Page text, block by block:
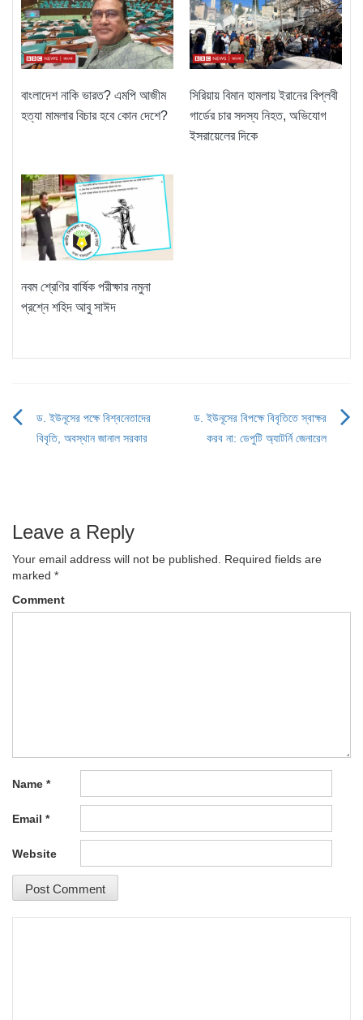
বাংলাদেশ নাকি ভারত? এমপি আজীম
হত্যা মামলার বিচার হবে কোন দেশে?
সিরিয়ায় বিমান হামলায় ইরানের বিপ্লবী
গার্ডের চার সদস্য নিহত, অভিযোগ
ইসরায়েলের দিকে
নবম শ্রেণির বার্ষিক পরীক্ষার নমুনা
প্রশ্নে শহিদ আবু সাঈদ
Post
ড. ইউনূসের পক্ষে বিশ্বনেতাদের
বিবৃতি, অবস্থান জানাল সরকার
ড. ইউনূসের বিপক্ষে বিবৃতিতে স্বাক্ষর
করব না: ডেপুটি অ্যাটর্নি জেনারেল
Leave a Reply
Your email address will not be published.
Required fields are
marked *
Comment
Name *
Email *
Website